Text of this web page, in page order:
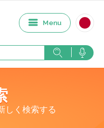
Menu
しく検索する